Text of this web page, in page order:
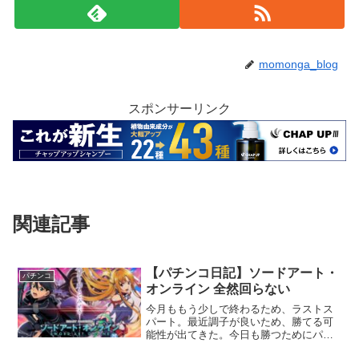
momonga_blog
スポンサーリンク
関連記事
パチンコ
【パチンコ日記】ソードアート・
オンライン 全然回らない
今月ももう少しで終わるため、ラストス
パート。最近調子が良いため、勝てる可
能性が出てきた。今日も勝つためにパチ